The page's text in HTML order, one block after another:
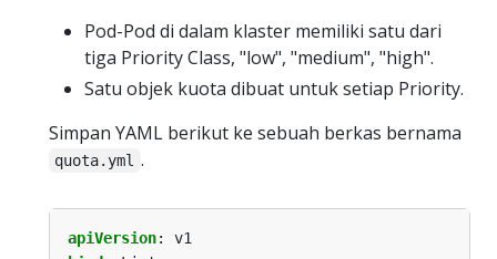
Pod-Pod di dalam klaster memiliki satu dari
tiga Priority Class, "low", "medium", "high".
Satu objek kuota dibuat untuk setiap Priority.
Simpan YAML berikut ke sebuah berkas bernama
quota.yml .
apiVersion:
v1